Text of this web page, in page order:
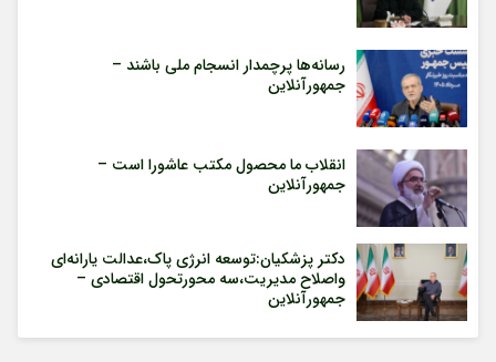
رسانه‌ها پرچمدار انسجام ملی باشند –
جمهورآنلاین
انقلاب ما محصول مکتب عاشورا است –
جمهورآنلاین
دکتر پزشکیان:توسعه انرژی پاک،عدالت یارانه‌ای
واصلاح مدیریت،سه محورتحول اقتصادی –
جمهورآنلاین